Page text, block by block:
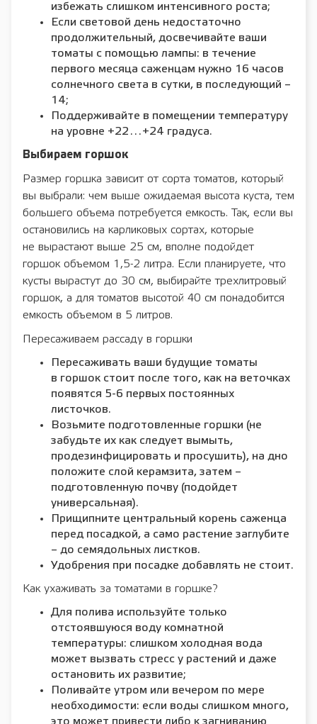
избежать слишком интенсивного роста;
Если световой день недостаточно
продолжительный, досвечивайте ваши
томаты с помощью лампы: в течение
первого месяца саженцам нужно 16 часов
солнечного света в сутки, в последующий –
14;
Поддерживайте в помещении температуру
на уровне +22…+24 градуса.
Выбираем горшок
Размер горшка зависит от сорта томатов, который
вы выбрали: чем выше ожидаемая высота куста, тем
большего объема потребуется емкость. Так, если вы
остановились на карликовых сортах, которые
не вырастают выше 25 см, вполне подойдет
горшок объемом 1,5-2 литра. Если планируете, что
кусты вырастут до 30 см, выбирайте трехлитровый
горшок, а для томатов высотой 40 см понадобится
емкость объемом в 5 литров.
Пересаживаем рассаду в горшки
Пересаживать ваши будущие томаты
в горшок стоит после того, как на веточках
появятся 5-6 первых постоянных
листочков.
Возьмите подготовленные горшки (не
забудьте их как следует вымыть,
продезинфицировать и просушить), на дно
положите слой керамзита, затем –
подготовленную почву (подойдет
универсальная).
Прищипните центральный корень саженца
перед посадкой, а само растение заглубите
– до семядольных листков.
Удобрения при посадке добавлять не стоит.
Как ухаживать за томатами в горшке?
Для полива используйте только
отстоявшуюся воду комнатной
температуры: слишком холодная вода
может вызвать стресс у растений и даже
остановить их развитие;
Поливайте утром или вечером по мере
необходимости: если воды слишком много,
это может привести либо к загниванию